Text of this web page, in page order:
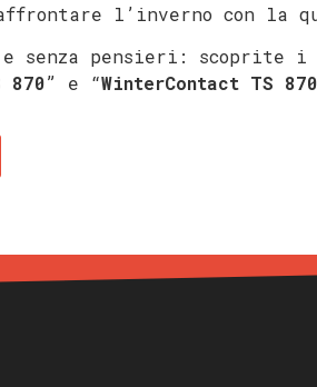
l’inverno con la
senza pensieri: scoprite i
870” e “WinterContact TS